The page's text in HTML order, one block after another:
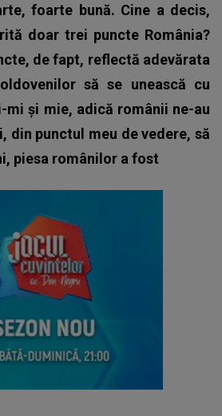
foarte bună. Cine a decis,
doar trei puncte România?
de fapt, reflectă adevărata
să se unească cu
mi și mie, adică românii ne-au
din punctul meu de vedere, să
piesa românilor a fost